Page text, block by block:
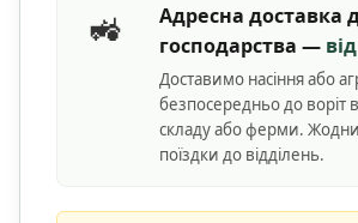
🚜
Адресна доставка
господарства —
Доставимо насіння або
безпосередньо до воріт
складу або ферми.
поїздки до відділень.